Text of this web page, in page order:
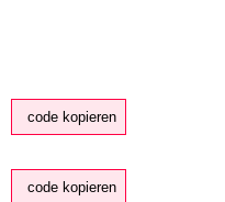
code kopieren
code kopieren